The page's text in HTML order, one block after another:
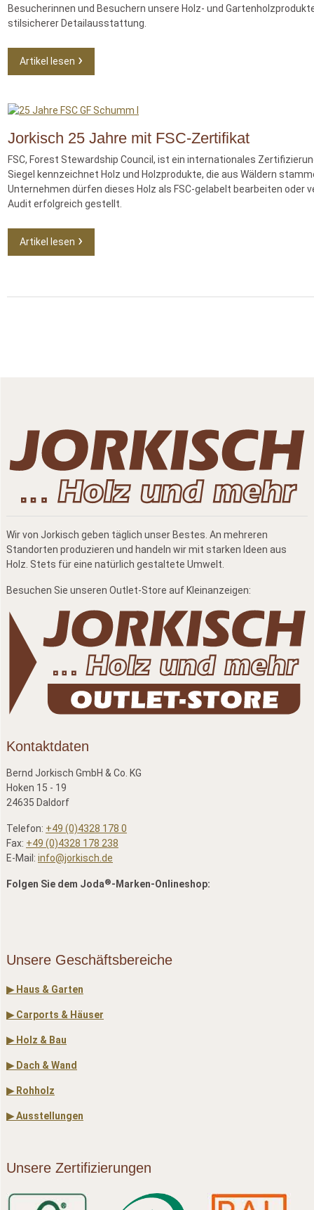
Besucherinnen und Besuchern unsere Holz- und
stilsicherer Detailausstattung.
Artikel lesen
Jorkisch 25 Jahre mit FSC-Zertifikat
FSC, Forest Stewardship Council, ist ein internationales
Siegel kennzeichnet Holz und Holzprodukte, die aus Wäldern
Unternehmen dürfen dieses Holz als FSC-gelabelt bearbeiten
Audit erfolgreich gestellt.
Artikel lesen
Wir von Jorkisch geben täglich unser Bestes. An mehreren
Standorten produzieren und handeln wir mit starken Ideen aus
Holz. Stets für eine natürlich gestaltete Umwelt.
Besuchen Sie unseren Outlet-Store auf Kleinanzeigen:
Kontaktdaten
Bernd Jorkisch GmbH & Co. KG
Hoken 15 - 19
24635 Daldorf
Telefon: +49 (0)4328 178 0
Fax: +49 (0)4328 178 238
E-Mail: info@jorkisch.de
Folgen Sie dem Joda®-Marken-Onlineshop:
Unsere Geschäftsbereiche
▶ Haus & Garten
▶ Carports & Häuser
▶ Holz & Bau
▶ Dach & Wand
▶ Rohholz
▶ Ausstellungen
Unsere Zertifizierungen